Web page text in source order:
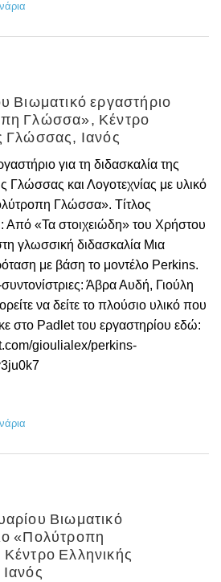
Βιωματικό εργαστήριο
Γλώσσα», Κέντρο
Γλώσσας, Ιανός
για τη διδασκαλία της
Γλώσσας και Λογοτεχνίας με υλικό
Γλώσσα». Τίτλος
Από «Τα στοιχειώδη» του Χρήστου
γλωσσική διδασκαλία Μια
με βάση το μοντέλο Perkins.
συντονίστριες: Άβρα Αυδή, Γιούλη
να δείτε το πλούσιο υλικό που
στο Padlet του εργαστηρίου εδώ:
gioulialex/perkins-
Βιωματικό
«Πολύτροπη
Ελληνικής